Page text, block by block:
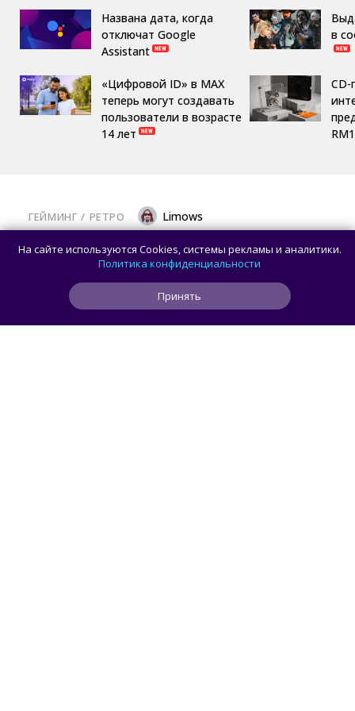
Названа дата, когда
отключат Google
Assistant
«Цифровой ID» в MAX
теперь могут создавать
пользователи в возрасте
14 лет
в
CD-
RM1
ГЕЙМИНГ / РЕТРО Limows
Коллекционеры, готовьте кошельки: Taito
и Famitsu анонсировали трансляцию
о расширении библиотеки аркадной Egret
На сайте используются Cookies, системы рекламы и аналитики.
Политика конфиденциальности
Принять